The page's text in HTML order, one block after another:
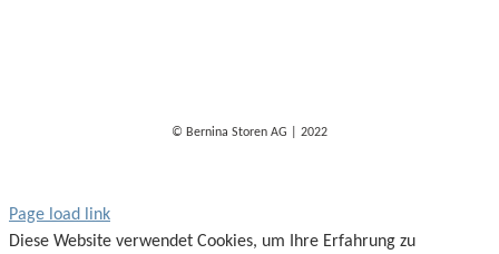
© Bernina Storen AG | 2022
Page load link
Diese Website verwendet Cookies, um Ihre Erfahrung zu